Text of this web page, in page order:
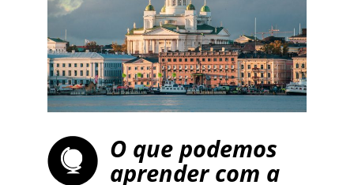
O que podemos
aprender com a